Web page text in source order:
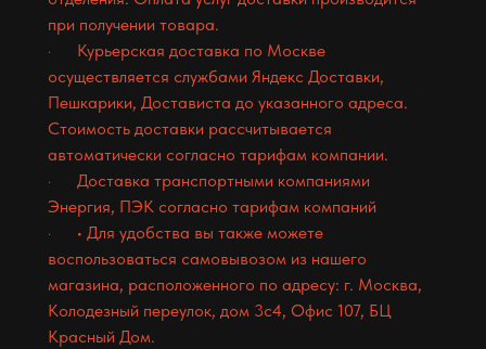
при получении товара.
· Курьерская доставка по Москве
осуществляется службами Яндекс Доставки,
Пешкарики, Достависта до указанного адреса.
Стоимость доставки рассчитывается
автоматически согласно тарифам компании.
· Доставка транспортными компаниями
Энергия, ПЭК согласно тарифам компаний
· • Для удобства вы также можете
воспользоваться самовывозом из нашего
магазина, расположенного по адресу: г. Москва,
Колодезный переулок, дом 3с4, Офис 107, БЦ
Красный Дом.